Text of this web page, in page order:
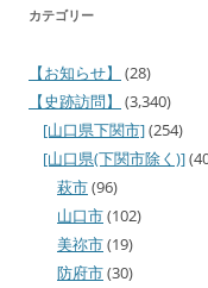
カテゴリー
【お知らせ】
(28)
【史跡訪問】
(3,340)
[山口県下関市](254)
[山口県(下関市除く)]
萩市(96)
山口市(102)
美祢市(19)
防府市(30)